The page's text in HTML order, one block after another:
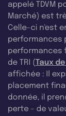
appelé TDVM
Marché) est
Celle-ci n'est
performances
performances
de TRI (Taux
affichée : Il
placement
donnée, il
perte - de